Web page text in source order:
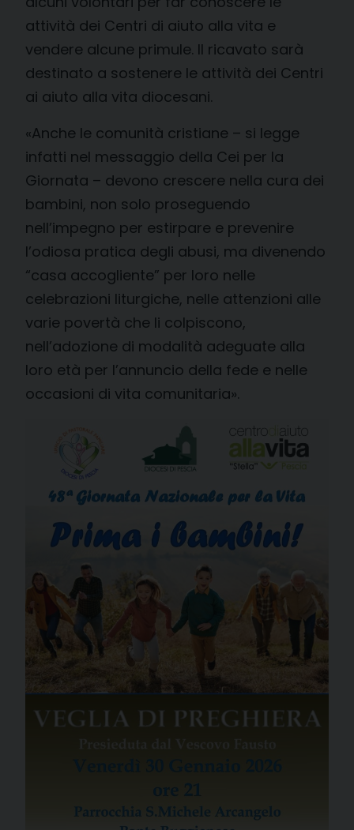
attività dei Centri di aiuto alla vita e
vendere alcune primule. Il ricavato sarà
destinato a sostenere le attività dei Centri
ai aiuto alla vita diocesani.
«Anche le comunità cristiane – si legge
infatti nel messaggio della Cei per la
Giornata – devono crescere nella cura dei
bambini, non solo proseguendo
nell’impegno per estirpare e prevenire
l’odiosa pratica degli abusi, ma divenendo
“casa accogliente” per loro nelle
celebrazioni liturgiche, nelle attenzioni alle
varie povertà che li colpiscono,
nell’adozione di modalità adeguate alla
loro età per l’annuncio della fede e nelle
occasioni di vita comunitaria».